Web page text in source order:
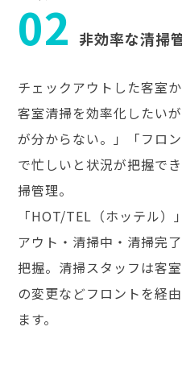
02 非効率な清掃
チェックアウトした客室
客室清掃を効率化したい
が分からない。」「フロ
で忙しいと状況が把握で
掃管理。
「HOT/TEL（ホッテル
アウト・清掃中・清掃完
把握。清掃スタッフは客
の変更などフロントを経
ます。